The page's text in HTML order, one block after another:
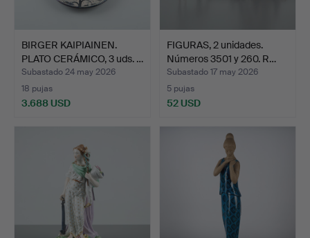
BIRGER KAIPIAINEN.
PLATO CERÁMICO, 3 uds. …
Subastado 24 may 2026
18 pujas
3.688 USD
FIGURAS, 2 unidades.
Números 3501 y 260. R…
Subastado 17 may 2026
5 pujas
52 USD